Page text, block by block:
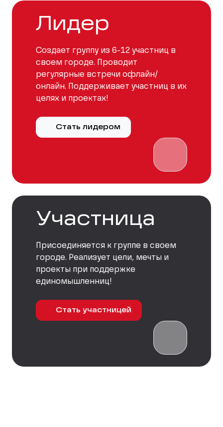
Лидер
Создает группу из 6-12 участниц в
своем городе. Проводит
регулярные встречи офлайн/
онлайн. Поддерживает участниц в их
целях и проектах!
Стать лидером
Участница
Присоединяется к группе в своем
городе. Реализует цели, мечты и
проекты при поддержке
единомышленниц!
Стать участницей